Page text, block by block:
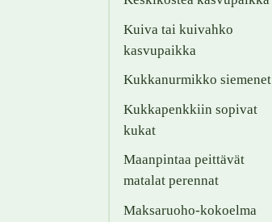
Kuiva tai kuivahko
kasvupaikka
Kukkanurmikko siemenet
Kukkapenkkiin sopivat
kukat
Maanpintaa peittävät
matalat perennat
Maksaruoho-kokoelma